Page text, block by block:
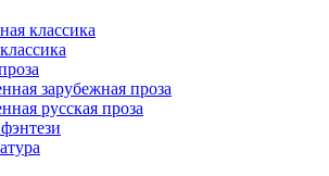
классика
зарубежная проза
русская проза